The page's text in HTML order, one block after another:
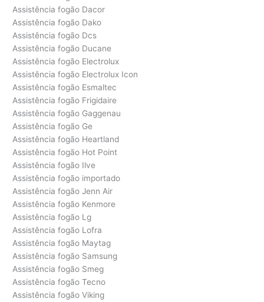
Assistência fogão Dacor
Assistência fogão Dako
Assistência fogão Dcs
Assistência fogão Ducane
Assistência fogão Electrolux
Assistência fogão Electrolux Icon
Assistência fogão Esmaltec
Assistência fogão Frigidaire
Assistência fogão Gaggenau
Assistência fogão Ge
Assistência fogão Heartland
Assistência fogão Hot Point
Assistência fogão Ilve
Assistência fogão importado
Assistência fogão Jenn Air
Assistência fogão Kenmore
Assistência fogão Lg
Assistência fogão Lofra
Assistência fogão Maytag
Assistência fogão Samsung
Assistência fogão Smeg
Assistência fogão Tecno
Assistência fogão Viking